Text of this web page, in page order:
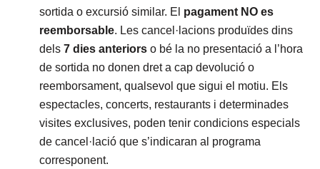
sortida o excursió similar. El pagament NO es
reemborsable. Les cancel·lacions produïdes dins
dels 7 dies anteriors o bé la no presentació a l’hora
de sortida no donen dret a cap devolució o
reemborsament, qualsevol que sigui el motiu. Els
espectacles, concerts, restaurants i determinades
visites exclusives, poden tenir condicions especials
de cancel·lació que s’indicaran al programa
corresponent.